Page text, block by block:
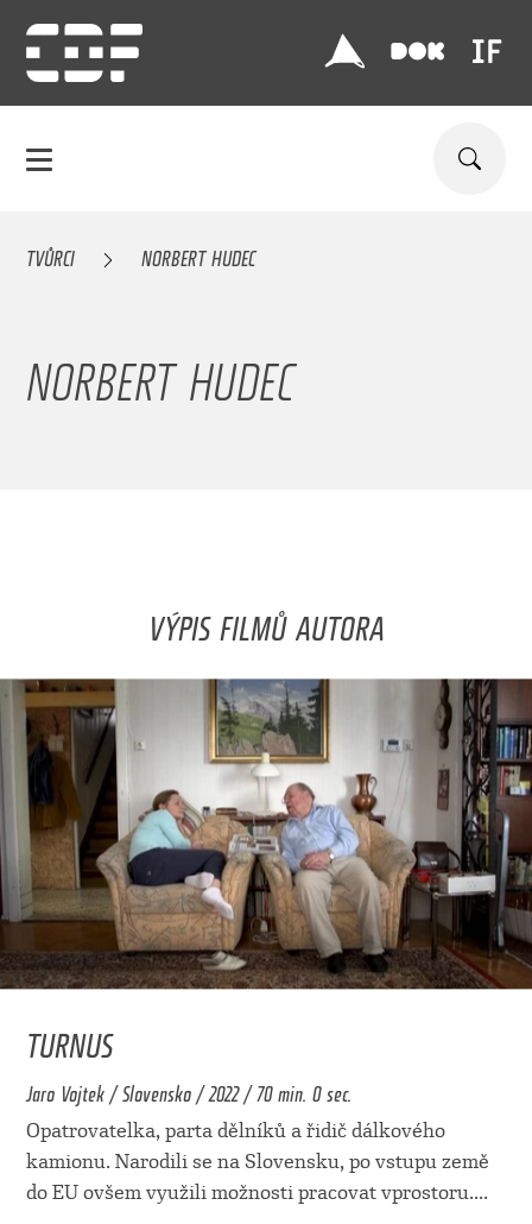
TVŮRCI NORBERT HUDEC
NORBERT HUDEC
VÝPIS FILMŮ AUTORA
TURNUS
Jaro Vojtek / Slovensko / 2022 / 70 min. 0 sec.
Opatrovatelka, parta dělníků a řidič dálkového
kamionu. Narodili se na Slovensku, po vstupu země
do EU ovšem využili možnosti pracovat vprostoru....